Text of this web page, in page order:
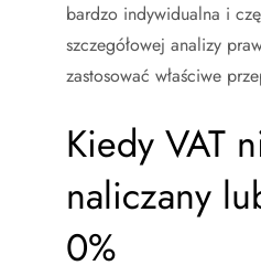
bardzo indywidualna i
szczegółowej analizy
zastosować właściwe
Kiedy VAT
naliczany
0%